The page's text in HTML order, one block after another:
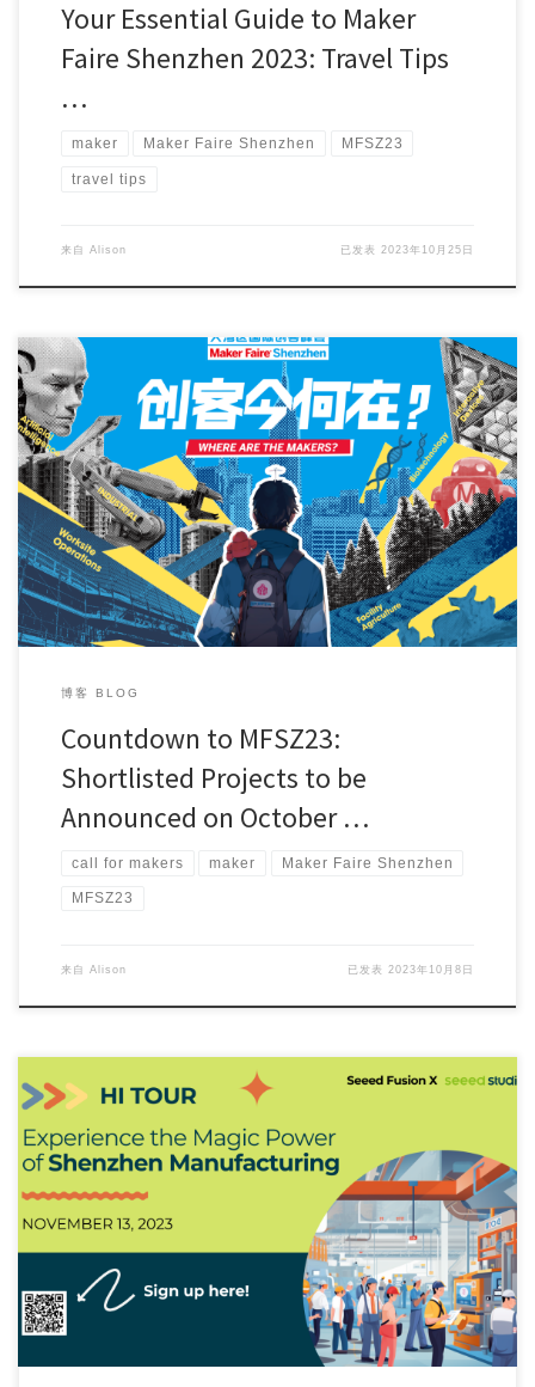
Your Essential Guide to Maker
Faire Shenzhen 2023: Travel Tips
…
maker Maker Faire Shenzhen MFSZ23
travel tips
来自 Alison 已发表 2023年10月25日
Since the official announcement of the “Call […]
博客 BLOG
Countdown to MFSZ23:
Shortlisted Projects to be
Announced on October …
call for makers maker Maker Faire Shenzhen
MFSZ23
来自 Alison 已发表 2023年10月8日
By bringing together the maker communities from va […]